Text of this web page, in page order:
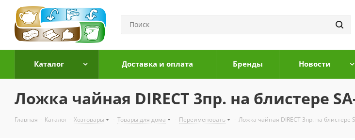
Каталог Доставка и оплата Бренды Новости
Ложка чайная DIRECT 3пр. на блистере SA-
Главная - Каталог - Хозтовары - Товары для дома - Переименовать - Ложка чайная DIRECT 3пр. на блистере